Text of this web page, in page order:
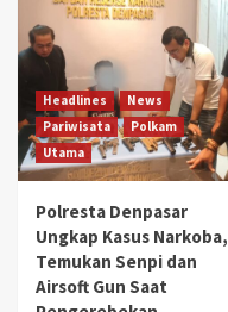
Headlines
News
Pariwisata
Polkam
Utama
Polresta Denpasar
Ungkap Kasus Narkoba,
Temukan Senpi dan
Airsoft Gun Saat